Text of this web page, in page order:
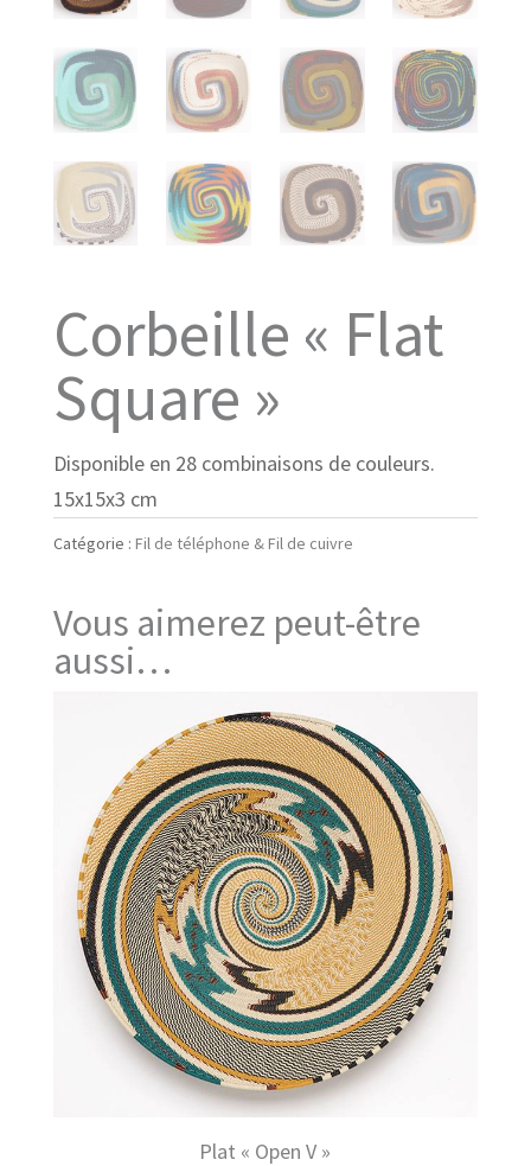
Corbeille « Flat
Square »
Disponible en 28 combinaisons de couleurs.
15x15x3 cm
Catégorie : Fil de téléphone & Fil de cuivre
Vous aimerez peut-être
aussi…
Plat « Open V »